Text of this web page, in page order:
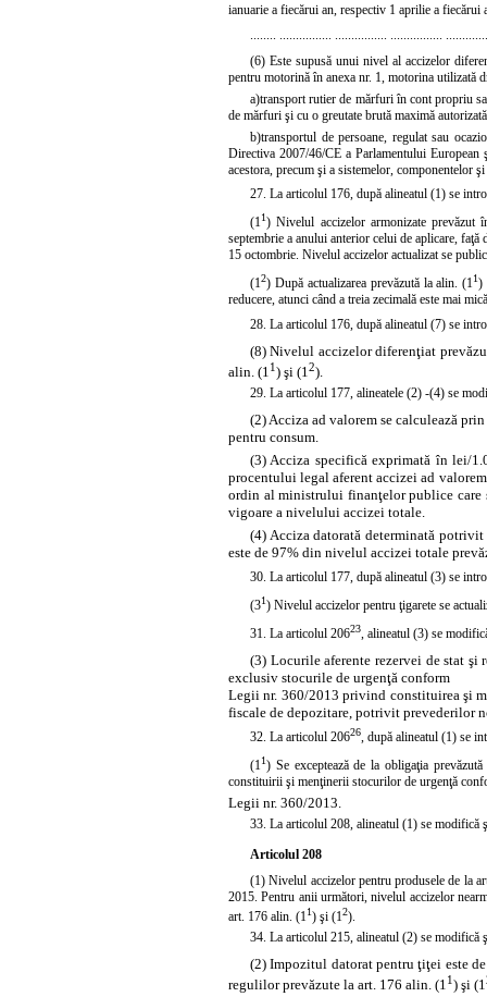
ianuarie a fiecărui an, respectiv 1 aprilie a
(6) Este supusă unui nivel al accizelor
pentru motorină în anexa nr. 1, motorina utilizată
a)transport rutier de mărfuri în cont propriu
de mărfuri şi cu o greutate brută maximă
b)transportul de persoane, regulat sau
Directiva 2007/46/CE a Parlamentului
acestora, precum şi a sistemelor, componentelor
27. La articolul 176, după alineatul (1) se
(1 1) Nivelul accizelor armonizate prevăzut
septembrie a anului anterior celui de aplicare,
15 octombrie. Nivelul accizelor actualizat se
(12) După actualizarea prevăzută la alin. (1 1)
reducere, atunci când a treia zecimală este mai
28. La articolul 176, după alineatul (7) se
(8) Nivelul accizelor diferenţiat
alin. (1 1) şi (1 2).
29. La articolul 177, alineatele (2) -(4) se
(2) Acciza ad valorem se calculează
pentru consum.
(3) Acciza specifică exprimată în lei/
procentului legal aferent accizei ad
ordin al ministrului finanţelor publice
vigoare a nivelului accizei totale.
(4) Acciza datorată determinată
este de 97% din nivelul accizei totale
30. La articolul 177, după alineatul (3) se
(31) Nivelul accizelor pentru ţigarete se
31. La articolul 20623, alineatul (3) se
(3) Locurile aferente rezervei de stat
exclusiv stocurile de urgenţă conform
Legii nr. 360/2013 privind constituirea şi
fiscale de depozitare, potrivit prevederilor
32. La articolul 20626, după alineatul (1) se
(11) Se exceptează de la obligaţia
constituirii şi menţinerii stocurilor de urgenţă
Legii nr. 360/2013.
33. La articolul 208, alineatul (1) se modifică
Articolul 208
(1) Nivelul accizelor pentru produsele de la
2015. Pentru anii următori, nivelul accizelor
art. 176 alin. (11) şi (12).
34. La articolul 215, alineatul (2) se modifică
(2) Impozitul datorat pentru ţiţei este
regulilor prevăzute la art. 176 alin. (11) şi (1